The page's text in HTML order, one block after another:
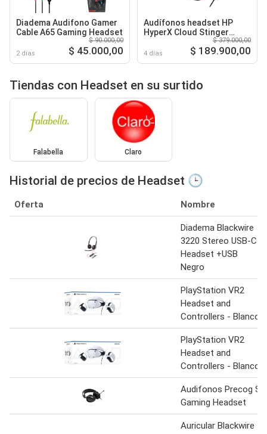
Diadema Audifono Gamer
Cable A65 Gaming Headset
2 días
$ 90.000,00
$ 45.000,00
Audífonos headset HP
HyperX Cloud Stinger
4 días
$ 379.000,00
$ 189.900,00
Tiendas con Headset en su surtido
Falabella Claro
Historial de precios de Headset 🕒
Oferta Nombre
Diadema Blackwire
3220 Stereo USB-C
Headset +USB
Negro
PlayStation VR2
Headset and
Controllers - Blanco
PlayStation VR2
Headset and
Controllers - Blanco
Audifonos Precog S
Gaming Headset
Auricular Blackwire